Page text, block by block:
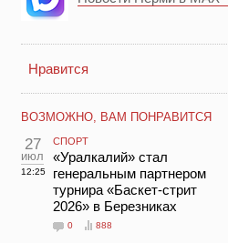
Нравится
ВОЗМОЖНО, ВАМ ПОНРАВИТСЯ
27
июл
12:25
СПОРТ
«Уралкалий» стал
генеральным партнером
турнира «Баскет-стрит
2026» в Березниках
0 888